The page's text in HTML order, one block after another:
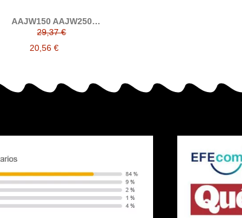
AAJW150 AAJW250
AAJW350 AAJW450 konica
tóner compatible (TNP79)
29,37 €
20,56 €